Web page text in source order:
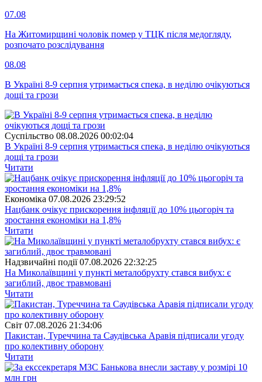
07.08
На Житомирщині чоловік помер у ТЦК після медогляду,
розпочато розслідування
08.08
В Україні 8-9 серпня утримається спека, в неділю очікуються
дощі та грози
Суспiльство 08.08.2026 00:02:04
В Україні 8-9 серпня утримається спека, в неділю очікуються
дощі та грози
Читати
Економіка 07.08.2026 23:29:52
Нацбанк очікує прискорення інфляції до 10% цьогоріч та
зростання економіки на 1,8%
Читати
Надзвичайні події 07.08.2026 22:32:25
На Миколаївщині у пункті металобрухту стався вибух: є
загиблий, двоє травмовані
Читати
Свiт 07.08.2026 21:34:06
Пакистан, Туреччина та Саудівська Аравія підписали угоду
про колективну оборону
Читати